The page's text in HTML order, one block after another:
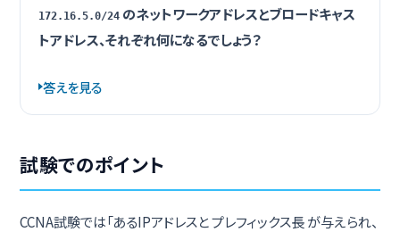
172.16.5.0/24 のネットワークアドレスとブロードキャス
トアドレス、それぞれ何になるでしょう？
答えを見る
試験でのポイント
CCNA試験では「あるIPアドレスと プレフィックス長 が与えられ、